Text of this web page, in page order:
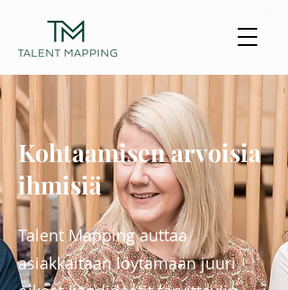
Kohtaamisen arvoisia
ihmisiä
Talent Mapping auttaa
asiakkaitaan löytämään juuri